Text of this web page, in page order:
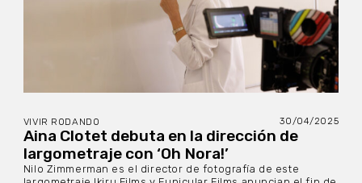
VIVIR RODANDO 30/04/2025
Aina Clotet debuta en la dirección de
largometraje con ‘Oh Nora!’
Nilo Zimmerman es el director de fotografía de este